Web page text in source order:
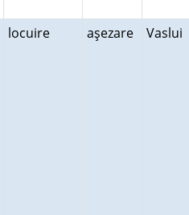
locuire aşezare Vaslui